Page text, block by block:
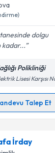
dolgu
kadar...
Polikliniği
Lisesi Karşısı
Talep Et
Talebi
Kükürtiçin
bu uzmandan
İrday